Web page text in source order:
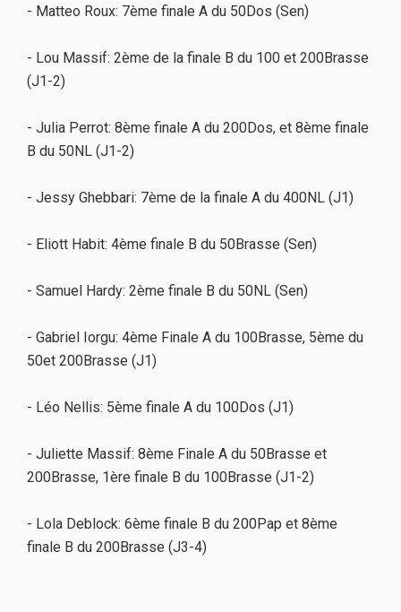
- Matteo Roux: 7ème finale A du 50Dos (Sen)
- Lou Massif: 2ème de la finale B du 100 et 200Brasse
(J1-2)
- Julia Perrot: 8ème finale A du 200Dos, et 8ème finale
B du 50NL (J1-2)
- Jessy Ghebbari: 7ème de la finale A du 400NL (J1)
- Eliott Habit: 4ème finale B du 50Brasse (Sen)
- Samuel Hardy: 2ème finale B du 50NL (Sen)
- Gabriel Iorgu: 4ème Finale A du 100Brasse, 5ème du
50et 200Brasse (J1)
- Léo Nellis: 5ème finale A du 100Dos (J1)
- Juliette Massif: 8ème Finale A du 50Brasse et
200Brasse, 1ère finale B du 100Brasse (J1-2)
- Lola Deblock: 6ème finale B du 200Pap et 8ème
finale B du 200Brasse (J3-4)